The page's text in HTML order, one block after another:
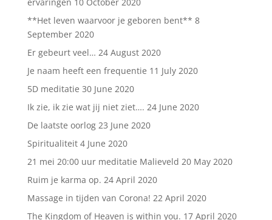
**Het leven waarvoor je geboren bent** 8
September 2020
Er gebeurt veel… 24 August 2020
Je naam heeft een frequentie 11 July 2020
5D meditatie 30 June 2020
Ik zie, ik zie wat jij niet ziet…. 24 June 2020
De laatste oorlog 23 June 2020
Spiritualiteit 4 June 2020
21 mei 20:00 uur meditatie Malieveld 20 May 2020
Ruim je karma op. 24 April 2020
Massage in tijden van Corona! 22 April 2020
The Kingdom of Heaven is within you. 17 April 2020